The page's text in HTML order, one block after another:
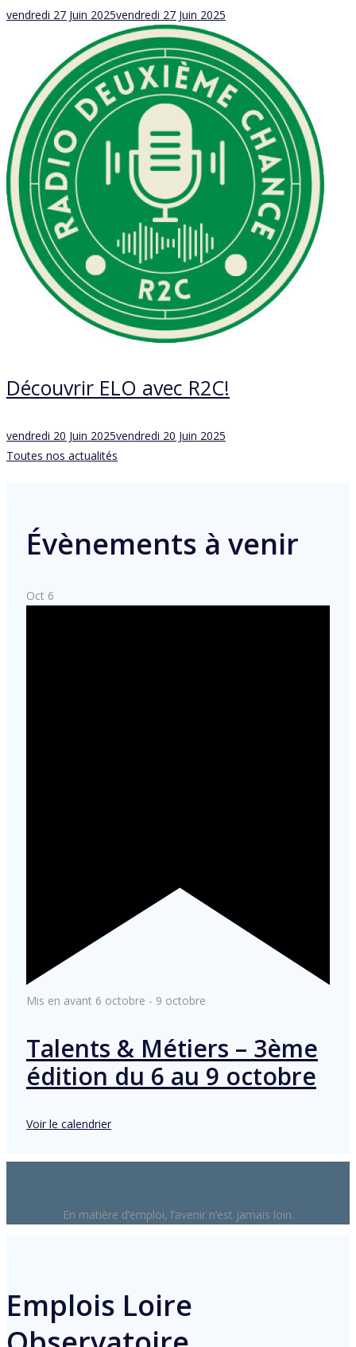
Posted
vendredi 27 Juin 2025vendredi 27 Juin 2025
Découvrir ELO avec R2C!
Posted
on
vendredi 20 Juin 2025vendredi 20 Juin 2025
Toutes nos actualités
Évènements à venir
Oct 6
Mis en avant 6 octobre - 9 octobre
Talents & Métiers – 3ème
édition du 6 au 9 octobre
Voir le calendrier
En matière d’emploi, l’avenir n’est jamais loin.
Emplois Loire